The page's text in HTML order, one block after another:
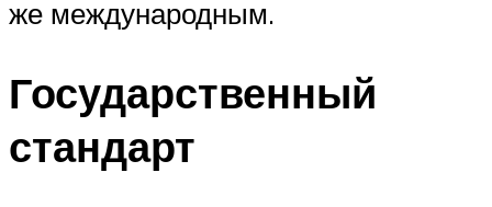
же международным.
Государственный
стандарт